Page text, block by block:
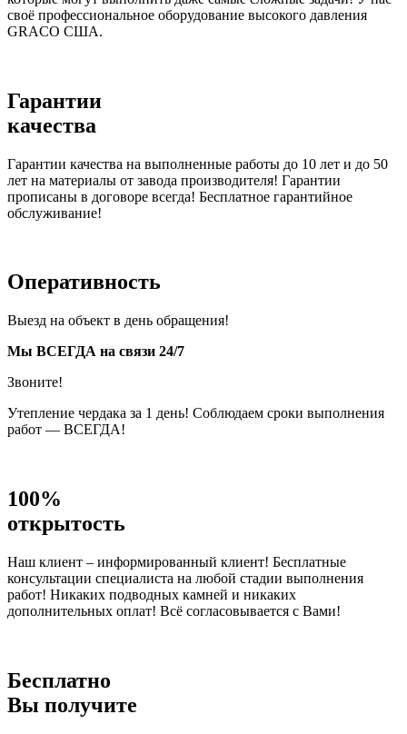
своё профессиональное оборудование высокого давления
GRACO США.
Гарантии
качества
Гарантии качества на выполненные работы до 10 лет и до 50
лет на материалы от завода производителя! Гарантии
прописаны в договоре всегда! Бесплатное гарантийное
обслуживание!
Оперативность
Выезд на объект в день обращения!
Мы ВСЕГДА на связи 24/7
Звоните!
Утепление чердака за 1 день! Соблюдаем сроки выполнения
работ — ВСЕГДА!
100%
открытость
Наш клиент – информированный клиент! Бесплатные
консультации специалиста на любой стадии выполнения
работ! Никаких подводных камней и никаких
дополнительных оплат! Всё согласовывается с Вами!
Бесплатно
Вы получите